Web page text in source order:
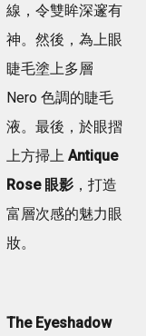
感
原
BB
線，令雙眸深邃有
神。然後，為上眼
睫毛塗上多層
Nero 色調的睫毛
液。最後，於眼摺
上方掃上 Antique
Rose 眼影 ，打造
富層次感的魅力眼
妝。
The Eyeshadow